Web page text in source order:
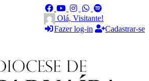
Olá, Visitante!
Fazer log-in
Cadastrar-se